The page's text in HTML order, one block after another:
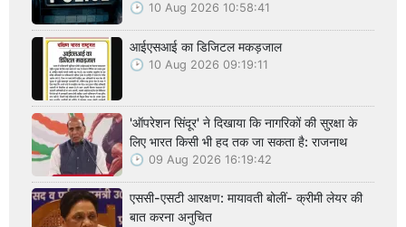
10 Aug 2026 10:58:41
आईएसआई का डिजिटल मकड़जाल
10 Aug 2026 09:19:11
'ऑपरेशन सिंदूर' ने दिखाया कि नागरिकों की सुरक्षा के
लिए भारत किसी भी हद तक जा सकता है: राजनाथ
09 Aug 2026 16:19:42
एससी-एसटी आरक्षण: मायावती बोलीं- क्रीमी लेयर की
बात करना अनुचित